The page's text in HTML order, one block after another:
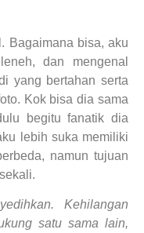
Bagaimana bisa, aku
dan mengenal
yang bertahan serta
Kok bisa dia sama
begitu fanatik dia
lebih suka memiliki
namun tujuan
Kehilangan
satu sama lain,